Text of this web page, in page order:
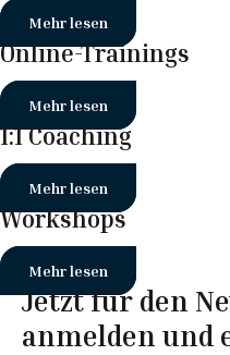
Mehr lesen
Online-Trainings
Mehr lesen
1:1 Coaching
Mehr lesen
Workshops
Mehr lesen
Jetzt für den
anmelden und